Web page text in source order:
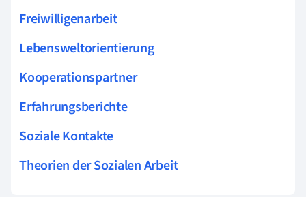
Freiwilligenarbeit
Lebensweltorientierung
Kooperationspartner
Erfahrungsberichte
Soziale Kontakte
Theorien der Sozialen Arbeit